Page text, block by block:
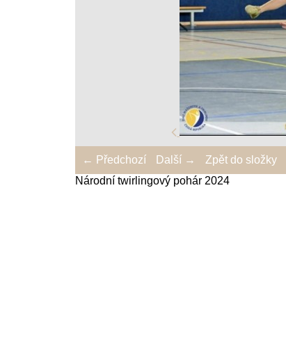
← Předchozí Další →
Zpět do složky
Národní twirlingový pohár 2024